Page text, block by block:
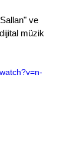
ve
müzik